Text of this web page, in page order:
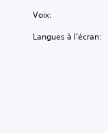
Voix:
Langues à l’écran: